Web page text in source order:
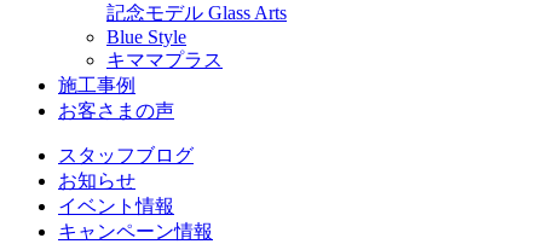
記念モデル Glass Arts
Blue Style
キママプラス
施工事例
お客さまの声
スタッフブログ
お知らせ
イベント情報
キャンペーン情報